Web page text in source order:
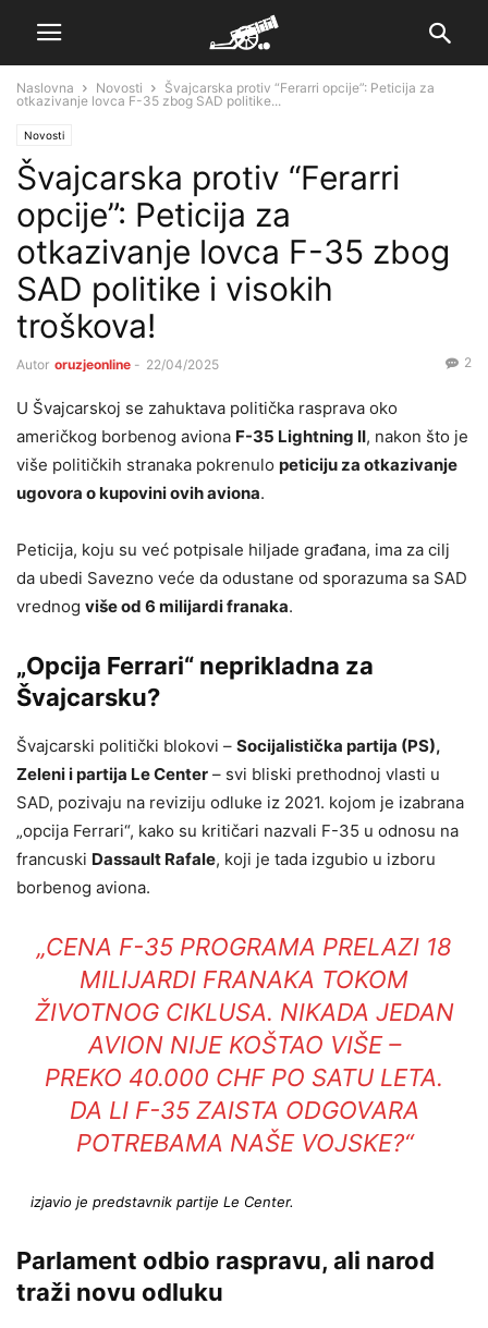
Naslovna Novosti
Švajcarska protiv “Ferarri opcije”: Peticija za
otkazivanje lovca F-35 zbog SAD politike...
Novosti
Švajcarska protiv “Ferarri
opcije”: Peticija za
otkazivanje lovca F-35 zbog
SAD politike i visokih
troškova!
Autor oruzjeonline - 22/04/2025 2
U Švajcarskoj se zahuktava politička rasprava oko
američkog borbenog aviona F-35 Lightning II, nakon što je
više političkih stranaka pokrenulo peticiju za otkazivanje
ugovora o kupovini ovih aviona.
Peticija, koju su već potpisale hiljade građana, ima za cilj
da ubedi Savezno veće da odustane od sporazuma sa SAD
vrednog više od 6 milijardi franaka.
„Opcija Ferrari“ neprikladna za
Švajcarsku?
Švajcarski politički blokovi – Socijalistička partija (PS),
Zeleni i partija Le Center – svi bliski prethodnoj vlasti u
SAD, pozivaju na reviziju odluke iz 2021. kojom je izabrana
„opcija Ferrari“, kako su kritičari nazvali F-35 u odnosu na
francuski Dassault Rafale, koji je tada izgubio u izboru
borbenog aviona.
„CENA F-35 PROGRAMA PRELAZI 18
MILIJARDI FRANAKA TOKOM
ŽIVOTNOG CIKLUSA. NIKADA JEDAN
AVION NIJE KOŠTAO VIŠE –
PREKO 40.000 CHF PO SATU LETA.
DA LI F-35 ZAISTA ODGOVARA
POTREBAMA NAŠE VOJSKE?“
izjavio je predstavnik partije Le Center.
Parlament odbio raspravu, ali narod
traži novu odluku